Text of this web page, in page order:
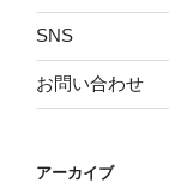
SNS
お問い合わせ
アーカイブ